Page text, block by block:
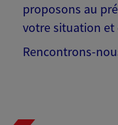
proposons au
votre situation et
Rencontrons-